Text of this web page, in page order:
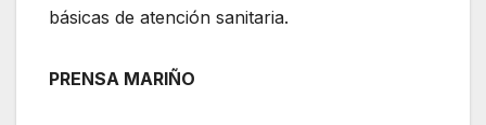
básicas de atención sanitaria.
PRENSA MARIÑO